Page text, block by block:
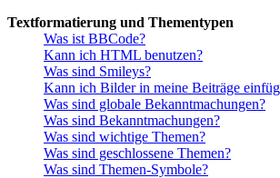
Textformatierung und Thementypen
Was ist BBCode?
Kann ich HTML benutzen?
Was sind Smileys?
Kann ich Bilder in meine Beiträge
Was sind globale Bekanntmachungen?
Was sind Bekanntmachungen?
Was sind wichtige Themen?
Was sind geschlossene Themen?
Was sind Themen-Symbole?